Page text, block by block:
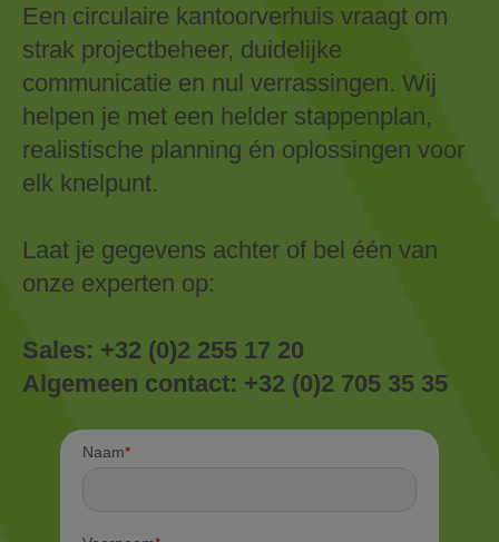
Een circulaire kantoorverhuis vraagt om
strak projectbeheer, duidelijke
communicatie en nul verrassingen. Wij
helpen je met een helder stappenplan,
realistische planning én oplossingen voor
elk knelpunt.
Laat je gegevens achter of bel één van
onze experten op:
Sales: +32 (0)2 255 17 20
Algemeen contact: +32 (0)2 705 35 35